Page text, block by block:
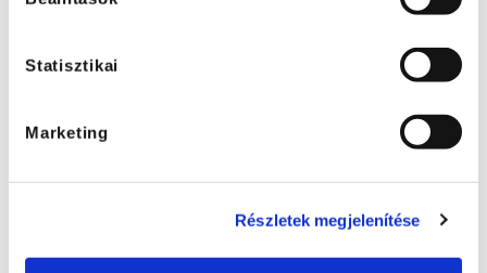
Statisztikai
Marketing
Részletek megjelenítése